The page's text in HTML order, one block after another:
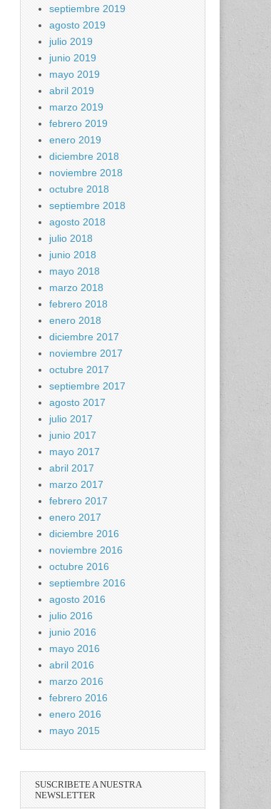
septiembre 2019
agosto 2019
julio 2019
junio 2019
mayo 2019
abril 2019
marzo 2019
febrero 2019
enero 2019
diciembre 2018
noviembre 2018
octubre 2018
septiembre 2018
agosto 2018
julio 2018
junio 2018
mayo 2018
marzo 2018
febrero 2018
enero 2018
diciembre 2017
noviembre 2017
octubre 2017
septiembre 2017
agosto 2017
julio 2017
junio 2017
mayo 2017
abril 2017
marzo 2017
febrero 2017
enero 2017
diciembre 2016
noviembre 2016
octubre 2016
septiembre 2016
agosto 2016
julio 2016
junio 2016
mayo 2016
abril 2016
marzo 2016
febrero 2016
enero 2016
mayo 2015
SUSCRIBETE A NUESTRA
NEWSLETTER